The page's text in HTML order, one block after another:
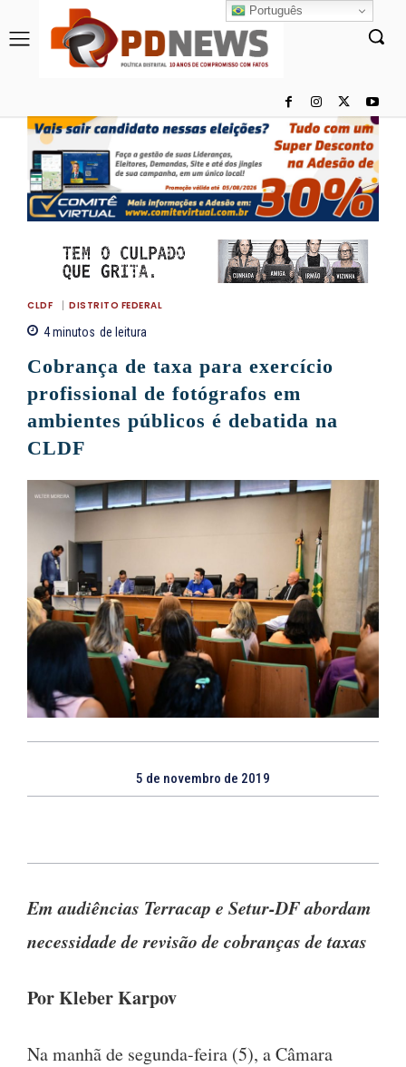
CLDF DISTRITO FEDERAL
4minutos de leitura
Cobrança de taxa para exercício
profissional de fotógrafos em
ambientes públicos é debatida na
CLDF
5 de novembro de 2019
Em audiências Terracap e Setur-DF abordam
necessidade de revisão de cobranças de taxas
Por Kleber Karpov
Na manhã de segunda-feira (5), a Câmara
Português